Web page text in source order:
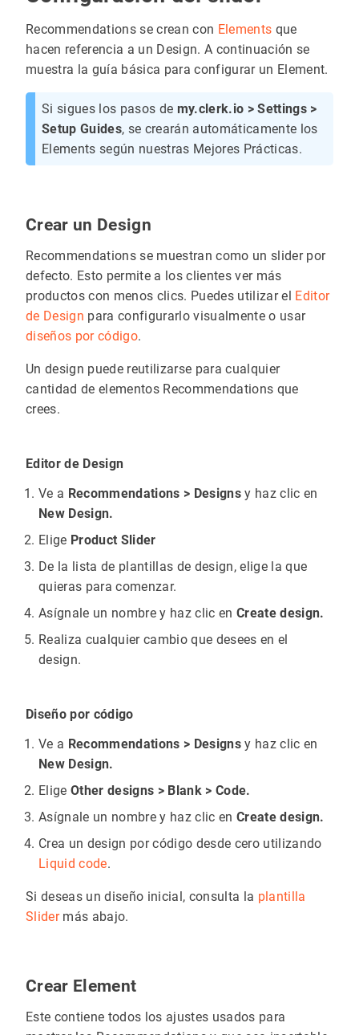
Recommendations se crean con Elements que
hacen referencia a un Design. A continuación se
muestra la guía básica para configurar un Element.
Si sigues los pasos de my.clerk.io > Settings >
Setup Guides, se crearán automáticamente los
Elements según nuestras Mejores Prácticas.
Crear un Design
Recommendations se muestran como un slider por
defecto. Esto permite a los clientes ver más
productos con menos clics. Puedes utilizar el Editor
de Design para configurarlo visualmente o usar
diseños por código.
Un design puede reutilizarse para cualquier
cantidad de elementos Recommendations que
crees.
Editor de Design
Ve a Recommendations > Designsy haz clic en
New Design.
Elige Product Slider
De la lista de plantillas de design, elige la que
quieras para comenzar.
Asígnale un nombre y haz clic en Create design.
Realiza cualquier cambio que desees en el
design.
Diseño por código
Ve a Recommendations > Designsy haz clic en
New Design.
Elige Other designs > Blank > Code.
Asígnale un nombre y haz clic en Create design.
Crea un design por código desde cero utilizando
Liquid code.
Si deseas un diseño inicial, consulta la plantilla
Slidermás abajo.
Crear Element
Este contiene todos los ajustes usados para